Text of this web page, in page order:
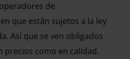
de
que están sujetos a la ley
Así que se ven obligados
precios como en calidad.